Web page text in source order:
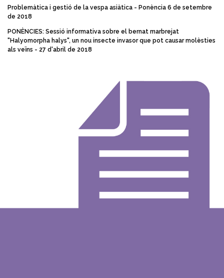
Problemàtica i gestió de la vespa asiàtica - Ponència 6 de setembre
de 2018
PONÈNCIES: Sessió informativa sobre el bernat marbrejat
"Halyomorpha halys", un nou insecte invasor que pot causar molèsties
als veïns - 27 d'abril de 2018